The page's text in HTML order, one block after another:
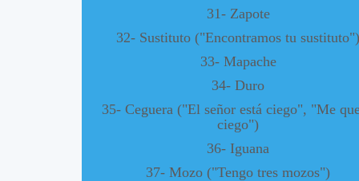
31- Zapote
32- Sustituto ("Encontramos tu sustituto")
33- Mapache
34- Duro
35- Ceguera ("El señor está ciego", "Me
ciego")
36- Iguana
37- Mozo ("Tengo tres mozos")